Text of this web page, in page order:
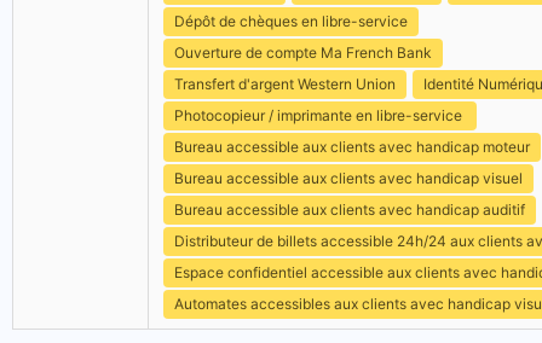
Dépôt de chèques en libre-service
Ouverture de compte Ma French Bank
Transfert d'argent Western Union
Identité
Photocopieur / imprimante en libre-service
Bureau accessible aux clients avec handicap moteur
Bureau accessible aux clients avec handicap visuel
Bureau accessible aux clients avec handicap auditif
Distributeur de billets accessible 24h/24 aux clients
Espace confidentiel accessible aux clients avec
Automates accessibles aux clients avec handicap